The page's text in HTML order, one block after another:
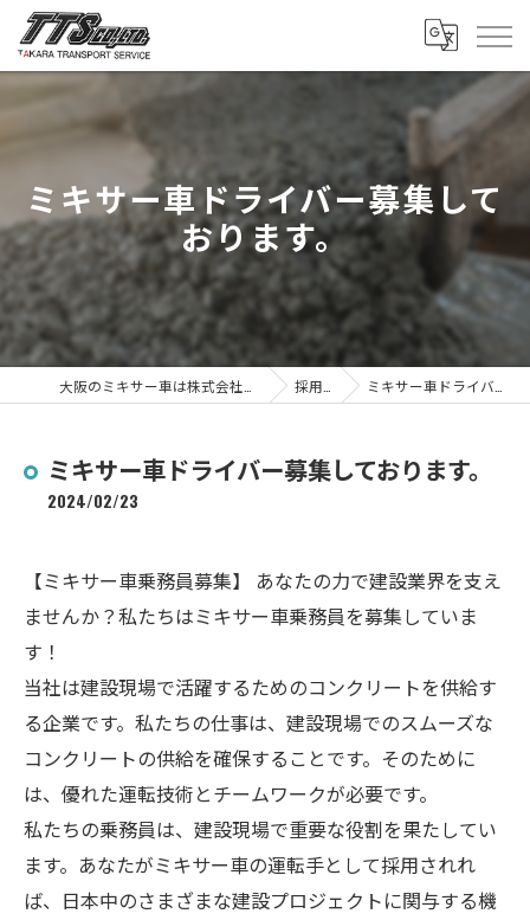
ミキサー車ドライバー募集して
おります。
採用ブログ ミキサー車ドライバー募集しております。
ミキサー車ドライバー募集しております。
2024/02/23
【ミキサー車乗務員募集】 あなたの力で建設業界を支え
ませんか？私たちはミキサー車乗務員を募集していま
す！
当社は建設現場で活躍するためのコンクリートを供給す
る企業です。私たちの仕事は、建設現場でのスムーズな
コンクリートの供給を確保することです。そのために
は、優れた運転技術とチームワークが必要です。
私たちの乗務員は、建設現場で重要な役割を果たしてい
ます。あなたがミキサー車の運転手として採用されれ
ば、日本中のさまざまな建設プロジェクトに関与する機